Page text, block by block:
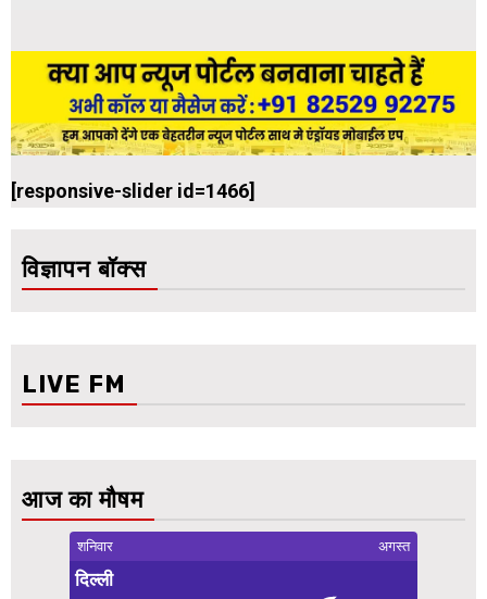
[responsive-slider id=1466]
विज्ञापन बॉक्स
LIVE FM
आज का मौषम
शनिवार अगस्त
दिल्ली